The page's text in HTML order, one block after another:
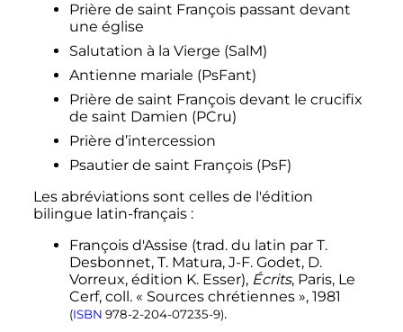
Prière de saint François passant devant
une église
Salutation à la Vierge (SalM)
Antienne mariale (PsFant)
Prière de saint François devant le crucifix
de saint Damien (PCru)
Prière d’intercession
Psautier de saint François (PsF)
Les abréviations sont celles de l'édition
bilingue latin-français :
François d'Assise (trad.du latin par T.
Desbonnet, T. Matura, J-F. Godet, D.
Vorreux, édition K. Esser), Écrits, Paris, Le
Cerf, coll.« Sources chrétiennes », 1981
(ISBN 978-2-204-07235-9).